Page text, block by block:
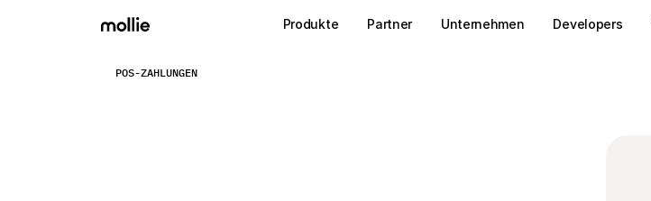
POS-ZAHLUNGEN
Produkte Partner Unternehmen Developers